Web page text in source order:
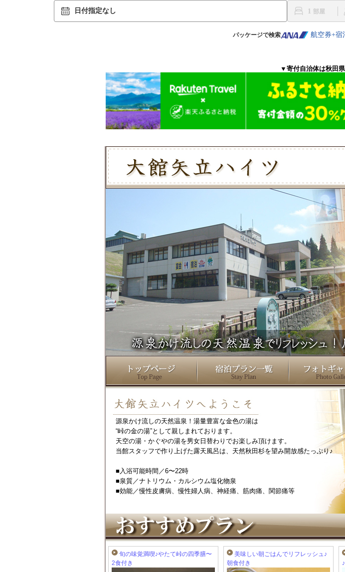
日付指定なし 1
パッケージで検索 航空券+宿
▼寄付自治体は秋田
源泉かけ流しの天然温泉！湯量豊富な金色の湯は
“峠の金の湯”として親しまれております。
天空の湯・かぐやの湯を男女日替わりでお楽しみ頂けます。
当館スタッフで作り上げた露天風呂は、天然秋田杉を望み開放感たっぷり♪
■入浴可能時間／6〜22時
■泉質／ナトリウム・カルシウム塩化物泉
■効能／慢性皮膚病、慢性婦人病、神経痛、筋肉痛、関節痛等
旬の味覚満喫♪やたて峠の四季膳〜
2食付き
美味しい朝ごはんでリフレッシュ♪
朝食付き